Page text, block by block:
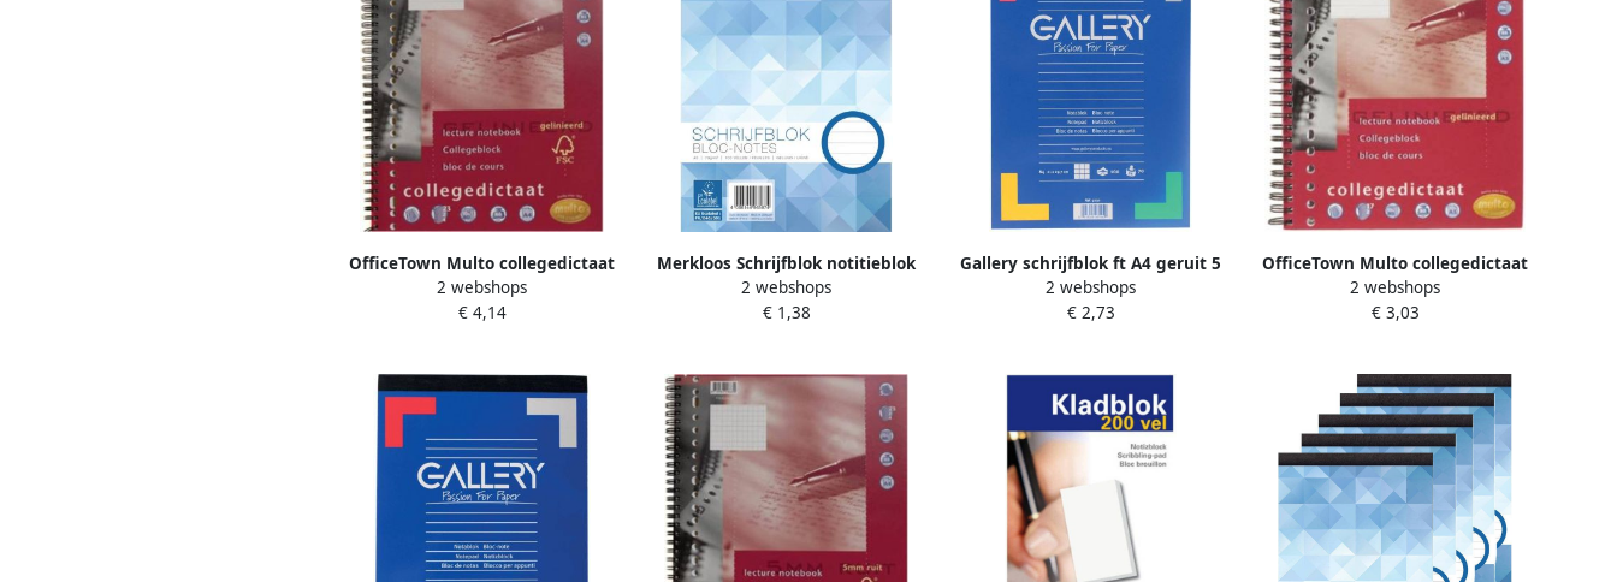
OfficeTown Multo collegedictaat
ft A4 gelijnd 23-gaatsperforatie
2 webshops
€ 4,14
Merkloos Schrijfblok notitieblok
gelinieerd A5 100 vellen papier
Schrijfpapier
2 webshops
€ 1,38
Gallery schrijfblok ft A4 geruit 5
mm blok van 100 vel 10 stuks
2 webshops
€ 2,73
OfficeTown Multo collegedictaat
ft 16 5 x 21 cm gelijnd 17-
gaatsperforatie
2 webshops
€ 3,03